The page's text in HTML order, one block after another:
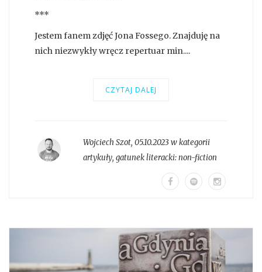
***
Jestem fanem zdjęć Jona Fossego. Znajduję na
nich niezwykły wręcz repertuar min....
CZYTAJ DALEJ
Wojciech Szot, 05.10.2023 w kategorii
artykuły, gatunek literacki:non-fiction